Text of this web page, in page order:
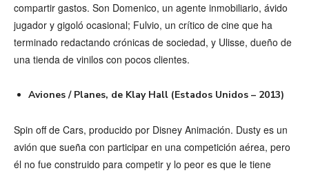
compartir gastos. Son Domenico, un agente inmobiliario, ávido
jugador y gigoló ocasional; Fulvio, un crítico de cine que ha
terminado redactando crónicas de sociedad, y Ulisse, dueño de
una tienda de vinilos con pocos clientes.
Aviones / Planes, de Klay Hall (Estados Unidos – 2013)
Spin off de Cars, producido por Disney Animación. Dusty es un
avión que sueña con participar en una competición aérea, pero
él no fue construido para competir y lo peor es que le tiene